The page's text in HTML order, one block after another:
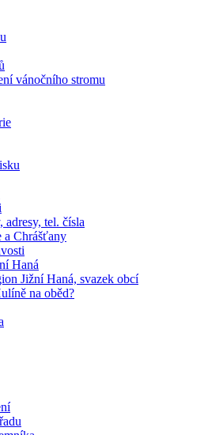
vánočního stromu
adresy, tel. čísla
a Chrášťany
Haná
Jižní Haná, svazek obcí
na oběd?